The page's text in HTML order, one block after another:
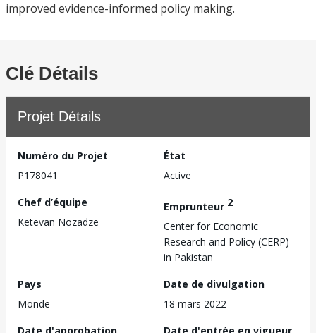
improved evidence-informed policy making.
Clé Détails
Projet Détails
Numéro du Projet
P178041
État
Active
Chef d’équipe
Ketevan Nozadze
Emprunteur 2
Center for Economic
Research and Policy (CERP)
in Pakistan
Pays
Monde
Date de divulgation
18 mars 2022
Date d'approbation
Date d'entrée en vigueur